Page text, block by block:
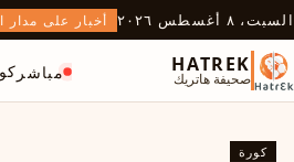
السبت، ٨ أغسطس ٢٠٢٦ أخبار على مدار
HATREK
صحيفة هاتريك مباشر
كورة